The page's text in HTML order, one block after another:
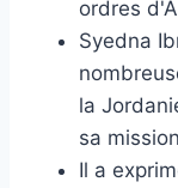
ordres
Syedna
la
sa
Il a